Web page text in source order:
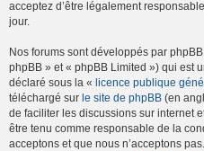
acceptez d’être légalement
jour.
Nos forums sont développés par
phpBB » et « phpBB Limited ») qui est
déclaré sous la « licence publique
téléchargé sur le site de phpBB (en
de faciliter les discussions sur internet
être tenu comme responsable de la
acceptons et que nous n’acceptons